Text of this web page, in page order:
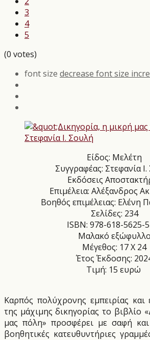
3
4
5
(0 votes)
font size decrease font size
Είδος: Μελέτη
Συγγραφέας: Στεφανία
Εκδόσεις
Επιμέλεια: Αλέξανδρος
Βοηθός επιμέλειας: Ελένη
Σελίδες: 234
ISBN: 978-618-5625-
Μαλακό εξώφυλλο
Μέγεθος: 17 Χ 24
Έτος Έκδοσης:
Τιμή: 15 ευρώ
Καρπός πολύχρονης εμπειρίας
της μάχιμης δικηγορίας το βιβλίο
μας πόλη» προσφέρει με σαφή
βοηθητικές κατευθυντήριες